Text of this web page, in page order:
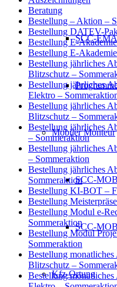
SCC-
Mobiler Monteur
SCC-
SCC-
Kfz-Ortung
Beratung
Bestellung – Aktion –
Bestellung DATEV-
Bestellung E-Akademie
Bestellung E-
Bestellung jährliches
Blitzschutz –
Bestellung jährliches
Elektro –
Bestellung jährliches
Blitzschutz –
Bestellung jährliches
– Sommeraktion
Bestellung jährliches
– Sommeraktion
Bestellung jährliches
Sommeraktion
Bestellung KI-BOT –
Bestellung
Bestellung Modul e-
Sommeraktion
Bestellung Modul
Sommeraktion
Bestellung
Blitzschutz –
Bestellung